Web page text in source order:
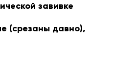
завивке
(срезаны давно),